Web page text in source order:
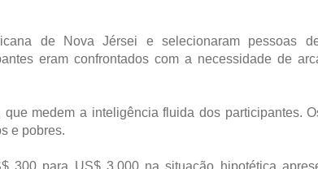
de Nova Jérsei e selecionaram pessoas
eram confrontados com a necessidade de
medem a inteligência fluida dos participantes.
e pobres.
300 para US$ 3.000 na situação hipotética